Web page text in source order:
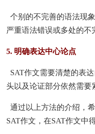
个别的不完善的语法现
严重语法错误或多处的不
5. 明确表达中心论点
SAT作文需要清楚的表
头以及论证部分依然需要
通过以上方法的介绍，
SAT作文，在SAT作文中